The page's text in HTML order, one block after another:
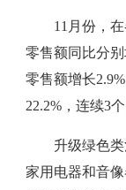
11月份，
零售额同比分
零售额增长
22.2%，连续3
升级绿色
家用电器和音